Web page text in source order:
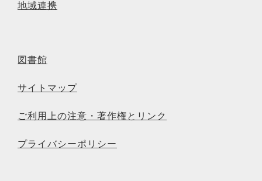
地域連携
図書館
サイトマップ
ご利用上の注意・著作権とリンク
プライバシーポリシー